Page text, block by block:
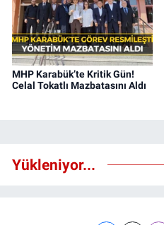
MHP Karabük’te Kritik Gün!
Celal Tokatlı Mazbatasını Aldı
Yükleniyor...